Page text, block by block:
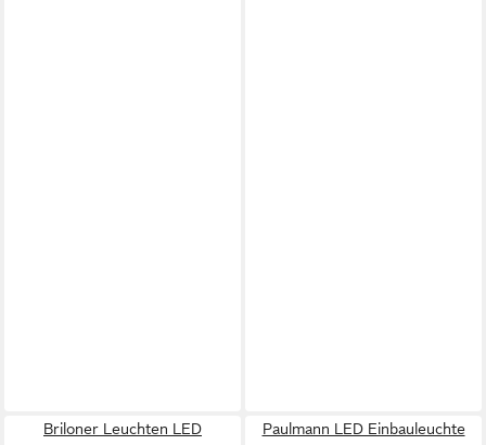
Briloner Leuchten LED
Paulmann LED Einbauleuchte